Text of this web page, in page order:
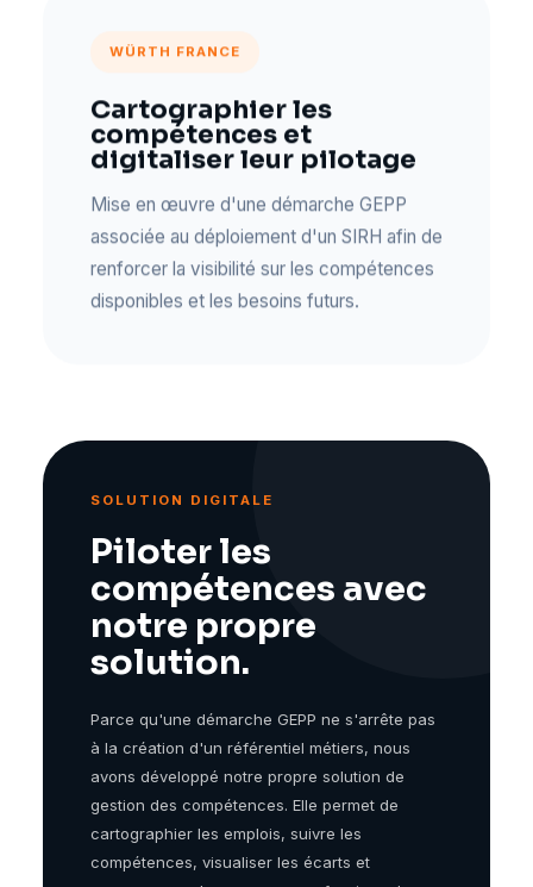
WÜRTH FRANCE
Cartographier les
compétences et
digitaliser leur pilotage
Mise en œuvre d'une démarche GEPP
associée au déploiement d'un SIRH afin de
renforcer la visibilité sur les compétences
disponibles et les besoins futurs.
SOLUTION DIGITALE
Piloter les
compétences avec
notre propre
solution.
Parce qu'une démarche GEPP ne s'arrête pas
à la création d'un référentiel métiers, nous
avons développé notre propre solution de
gestion des compétences. Elle permet de
cartographier les emplois, suivre les
compétences, visualiser les écarts et